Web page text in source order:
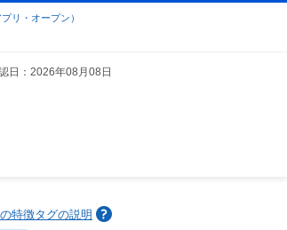
リ・オープン）
日：2026年08月08日
特徴タグの説明